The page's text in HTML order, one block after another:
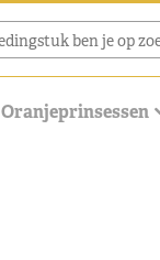
Oranjeprinsessen